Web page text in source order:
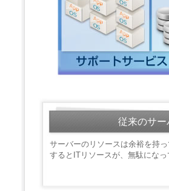
従来のサー
サーバーのリソースは余裕を持
するとITリソースが、無駄になっ